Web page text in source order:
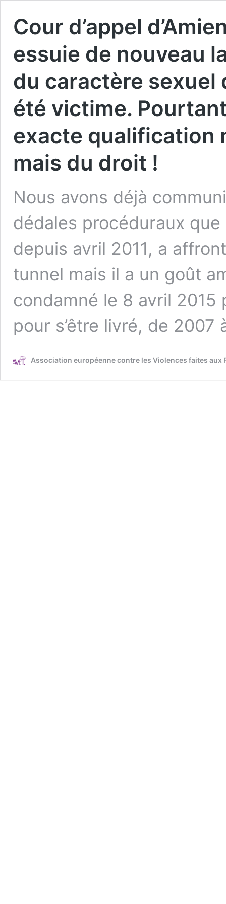
Cour d’appel
essuie de nouveau
du caractère sexuel
été victime.
exacte qualification
mais du droit !
Nous avons déjà
dédales procéduraux que
depuis avril 2011, a
tunnel mais il a un goût
condamné le 8 avril 2015
pour s’être livré, de
Association européenne contre les Violences faites aux